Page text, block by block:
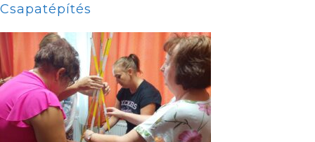
Csapatépítés